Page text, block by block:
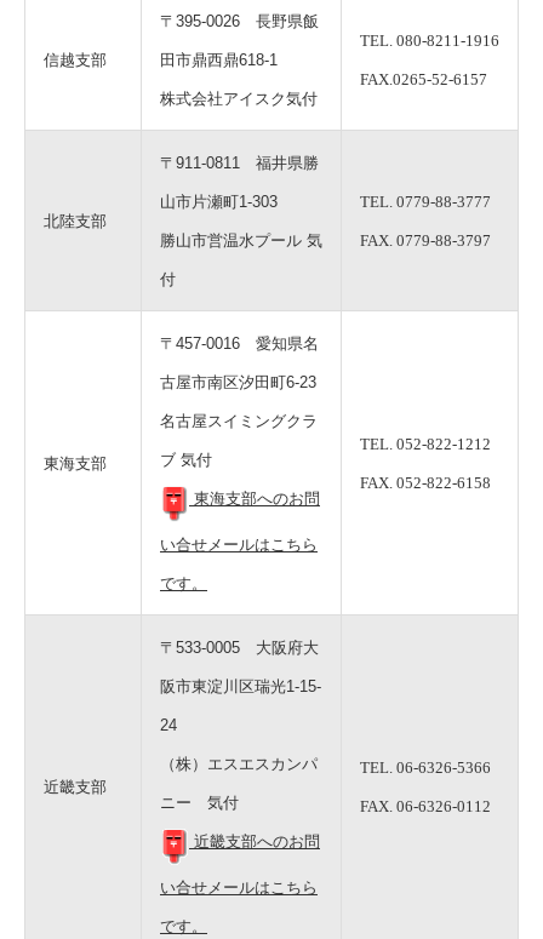
信越支部
〒395-0026 長野県飯
田市鼎西鼎618-1
株式会社アイスク気付
TEL. 080-8211-1916
FAX.0265-52-6157
北陸支部
〒911-0811 福井県勝
山市片瀬町1-303
勝山市営温水プール 気
付
TEL. 0779-88-3777
FAX. 0779-88-3797
東海支部
〒457-0016 愛知県名
古屋市南区汐田町6-23
名古屋スイミングクラ
ブ 気付
東海支部へのお問
い合せメールはこちら
です。
TEL. 052-822-1212
FAX. 052-822-6158
近畿支部
〒533-0005 大阪府大
阪市東淀川区瑞光1-15-
24
（株）エスエスカンパ
ニー 気付
近畿支部へのお問
い合せメールはこちら
です。
TEL. 06-6326-5366
FAX. 06-6326-0112